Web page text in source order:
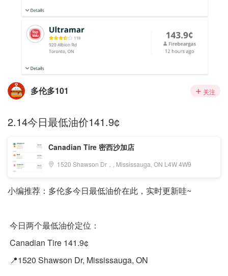
多伦多101 关注
2.14今日最低油价141.9¢
Canadian Tire 密西沙加店
1520 Shawson Dr，, Mississauga, ON L4W 4W9
小编推荐：多伦多今日最低油价在此，实时更新哇~
今日两个最低油价定位：
Canadian Tire 141.9¢
📍1520 Shawson Dr, Mississauga, ON